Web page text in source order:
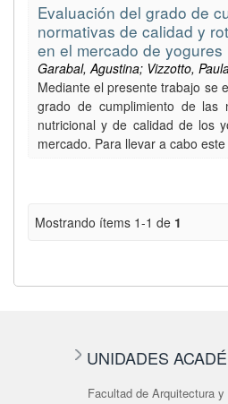
Evaluación del grado de
normativas de calidad y
en el mercado de yogures
Garabal, Agustina; Vizzotto,
Mediante el presente trabajo se
grado de cumplimiento de las
nutricional y de calidad de los
mercado. Para llevar a cabo
Mostrando ítems 1-1 de 1
UNIDADES
Facultad de Arquitectura y